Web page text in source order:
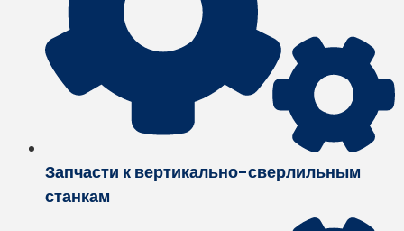
Запчасти к вертикально-сверлильным
станкам